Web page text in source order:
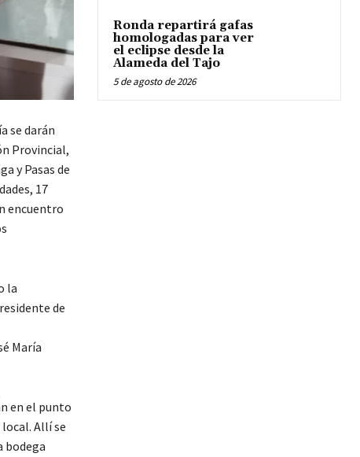
se darán
Provincial,
y Pasas de
17
encuentro
la
de
María
en el punto
Allí se
bodega
Ronda repartirá gafas
homologadas para ver
el eclipse desde la
Alameda del Tajo
5 de agosto de 2026